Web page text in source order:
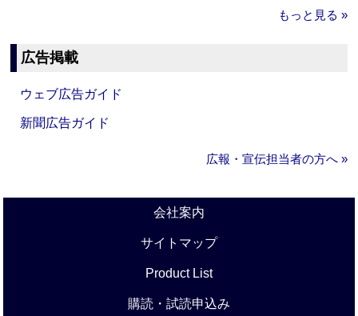
もっと見る »
広告掲載
ウェブ広告ガイド
新聞広告ガイド
広報・宣伝担当者の方へ »
会社案内
サイトマップ
Product List
購読・試読申込み